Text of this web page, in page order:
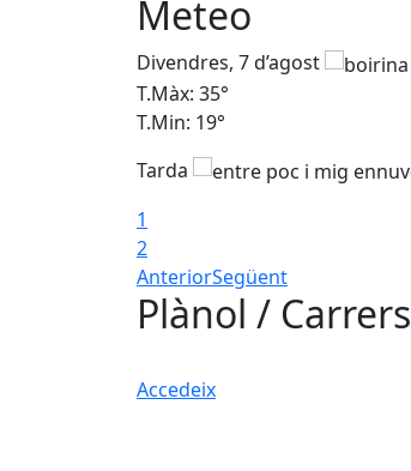
Meteo
Divendres, 7 d’agost
T.Màx: 35°
T.Min: 19°
Tarda
1
2
AnteriorSegüent
Plànol / Carrers
Accedeix